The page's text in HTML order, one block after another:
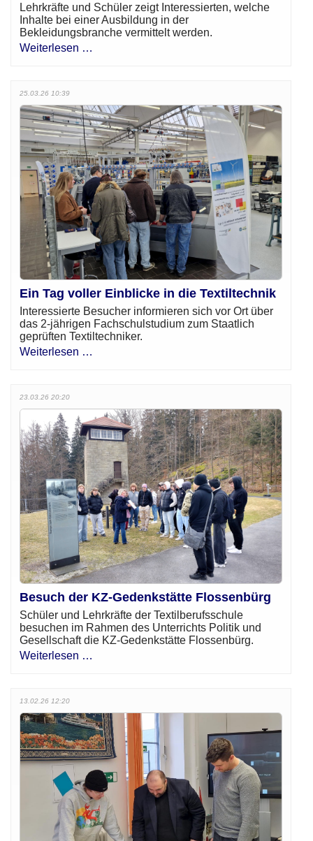
Lehrkräfte und Schüler zeigt Interessierten, welche
Inhalte bei einer Ausbildung in der
Bekleidungsbranche vermittelt werden.
Weiterlesen …
25.03.26 10:39
Ein Tag voller Einblicke in die Textiltechnik
Interessierte Besucher informieren sich vor Ort über
das 2-jährigen Fachschulstudium zum Staatlich
geprüften Textiltechniker.
Weiterlesen …
23.03.26 20:20
Besuch der KZ-Gedenkstätte Flossenbürg
Schüler und Lehrkräfte der Textilberufsschule
besuchen im Rahmen des Unterrichts Politik und
Gesellschaft die KZ-Gedenkstätte Flossenbürg.
Weiterlesen …
13.02.26 12:20